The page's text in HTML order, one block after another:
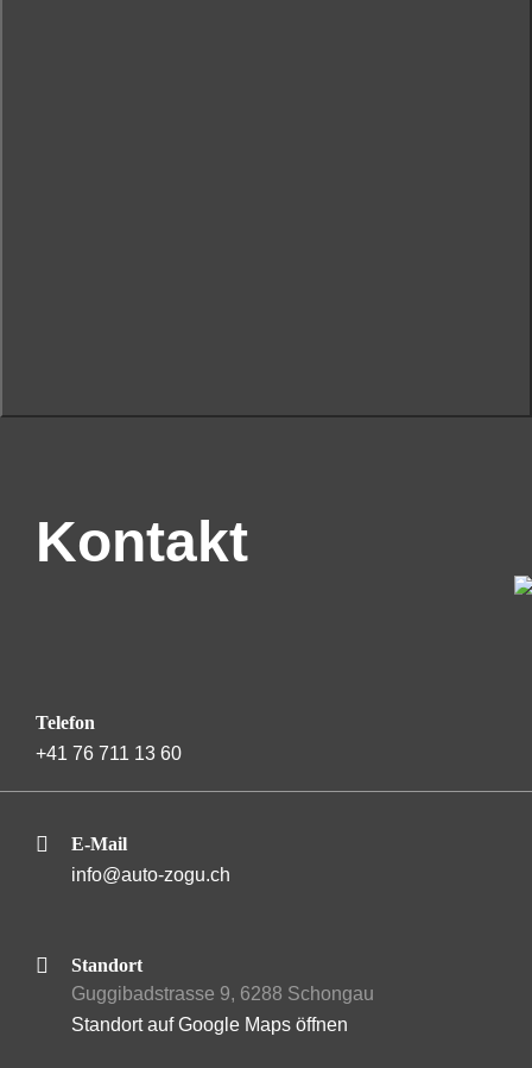
Kontakt
Telefon
+41 76 711 13 60
E-Mail
info@auto-zogu.ch
Standort
Guggibadstrasse 9, 6288 Schongau
Standort auf Google Maps öffnen